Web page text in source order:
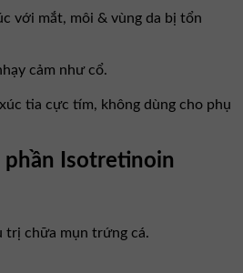
với mắt, môi & vùng da bị tổn
cảm như cổ.
tia cực tím, không dùng cho phụ
phần Isotretinoin
trị chữa mụn trứng cá.